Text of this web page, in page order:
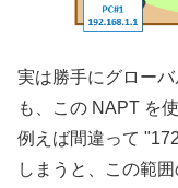
実は勝手にグロー
も、この NAPT を
例えば間違って
しまうと、この範